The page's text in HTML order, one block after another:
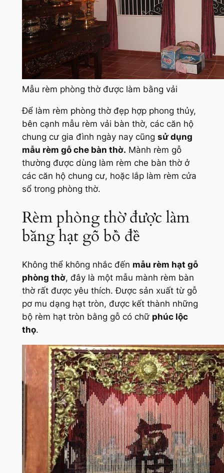
Mẫu rèm phòng thờ được làm bằng vải
Để làm rèm phòng thờ đẹp hợp phong thủy,
bên cạnh mẫu rèm vải bàn thờ, các căn hộ
chung cư gia đình ngày nay cũng sử dụng
mẫu rèm gỗ che bàn thờ. Mành rèm gỗ
thường được dùng làm rèm che bàn thờ ở
các căn hộ chung cư, hoặc lắp làm rèm cửa
sổ trong phòng thờ.
Rèm phòng thờ được làm
bằng hạt gỗ bồ đề
Không thể không nhắc đến mẫu rèm hạt gỗ
phòng thờ, đây là một mẫu mành rèm bàn
thờ rất được yêu thích. Được sản xuất từ gỗ
pơ mu dạng hạt tròn, được kết thành những
bộ rèm hạt tròn bằng gỗ có chữ phúc lộc
thọ.